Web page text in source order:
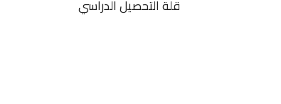
قلة التحصيل الدراسي